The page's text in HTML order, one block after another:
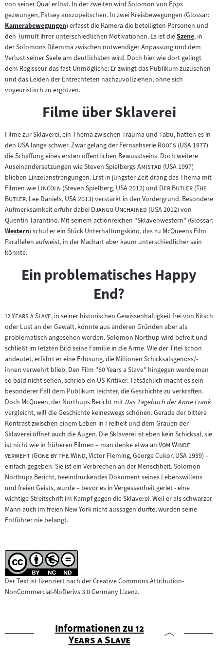
von seiner Qual erlöst. In der zweiten wird Solomon von Epps
gezwungen, Patsey auszupeitschen. In zwei Kreisbewegungen (Glossar:
Zum
Inhalt:
Kamerabewegungen) erfasst die Kamera die beteiligten Personen und
den Tumult ihrer unterschiedlichen Motivationen. Es ist dieZum
Inhalt:
Szene, in
der Solomons Dilemma zwischen notwendiger Anpassung und dem
Verlust seiner Seele am deutlichsten wird. Doch hier wie dort gelingt
dem Regisseur das fast Unmögliche: Er zwingt das Publikum zuzusehen
und das Leiden der Entrechteten nachzuvollziehen, ohne sich
voyeuristisch zu ergötzen.
Filme über Sklaverei
Filme zur Sklaverei, ein Thema zwischen Trauma und Tabu, hatten es in
den USA lange schwer. Zwar gelang der Fernsehserie "Roots "(USA 1977)
die Schaffung eines ersten öffentlichen Bewusstseins. Doch weitere
Auseinandersetzungen wie Steven Spielbergs"
Amistad "(USA 1997)
blieben Einzelanstrengungen. Erst in jüngster Zeit drang das Thema mit
Filmen wie "Lincoln "(Steven Spielberg, USA 2012) und "Der Butler (The
Butler", Lee Daniels, USA 2013) verstärkt in den Vordergrund. Besondere
Aufmerksamkeit erfuhr dabei "Django Unchained "(USA 2012) von
Quentin Tarantino. Mit seinem actionreichen "Sklavenwestern" (Glossar:
Zum
Inhalt:
Western) schuf er ein Stück Unterhaltungskino, das zu McQueens Film
Parallelen aufweist, in der Machart aber kaum unterschiedlicher sein
könnte.
Ein problematisches Happy
End?
"12 Years a Slave", in seiner historischen Gewissenhaftigkeit frei von Kitsch
oder Lust an der Gewalt, könnte aus anderen Gründen aber als
problematisch angesehen werden. Solomon Northup wird befreit und
schließt im letzten Bild seine Familie in die Arme. Wie der Titel schon
andeutet, erfährt er eine Erlösung, die Millionen Schicksalsgenoss/-
innen verwehrt blieb. Den Film "60 Years a Slave" hingegen werde man
so bald nicht sehen, schrieb ein US-Kritiker. Tatsächlich macht es sein
besonderer Fall dem Publikum leichter, die Geschichte zu verkraften.
Doch McQueen, der Northups Bericht mit Das Tagebuch der Anne Frank
vergleicht, will die Geschichte keineswegs schönen. Gerade der bittere
Kontrast zwischen einem Leben in Freiheit und dem Grauen der
Sklaverei öffnet auch die Augen. Die Sklaverei ist eben kein Schicksal, sie
ist nicht wie in früheren Filmen – man denke etwa an "
Vom Winde
verweht"("Gone by the Wind", Victor Fleming, George Cukor, USA 1939) –
einfach gegeben: Sie ist ein Verbrechen an der Menschheit. Solomon
Northups Bericht, beeindruckendes Dokument seines Lebenswillens
und freien Geists, wurde – bevor es in Vergessenheit geriet - eine
wichtige Streitschrift im Kampf gegen die Sklaverei. Weil er als schwarzer
Mann auch im freien New York nicht aussagen durfte, wurden seine
Entführer nie belangt.
Der Text ist lizenziert nach der Creative Commons Attribution-
NonCommercial-NoDerivs 3.0 Germany Lizenz.
Informationen zu"
12
Years a Slave"